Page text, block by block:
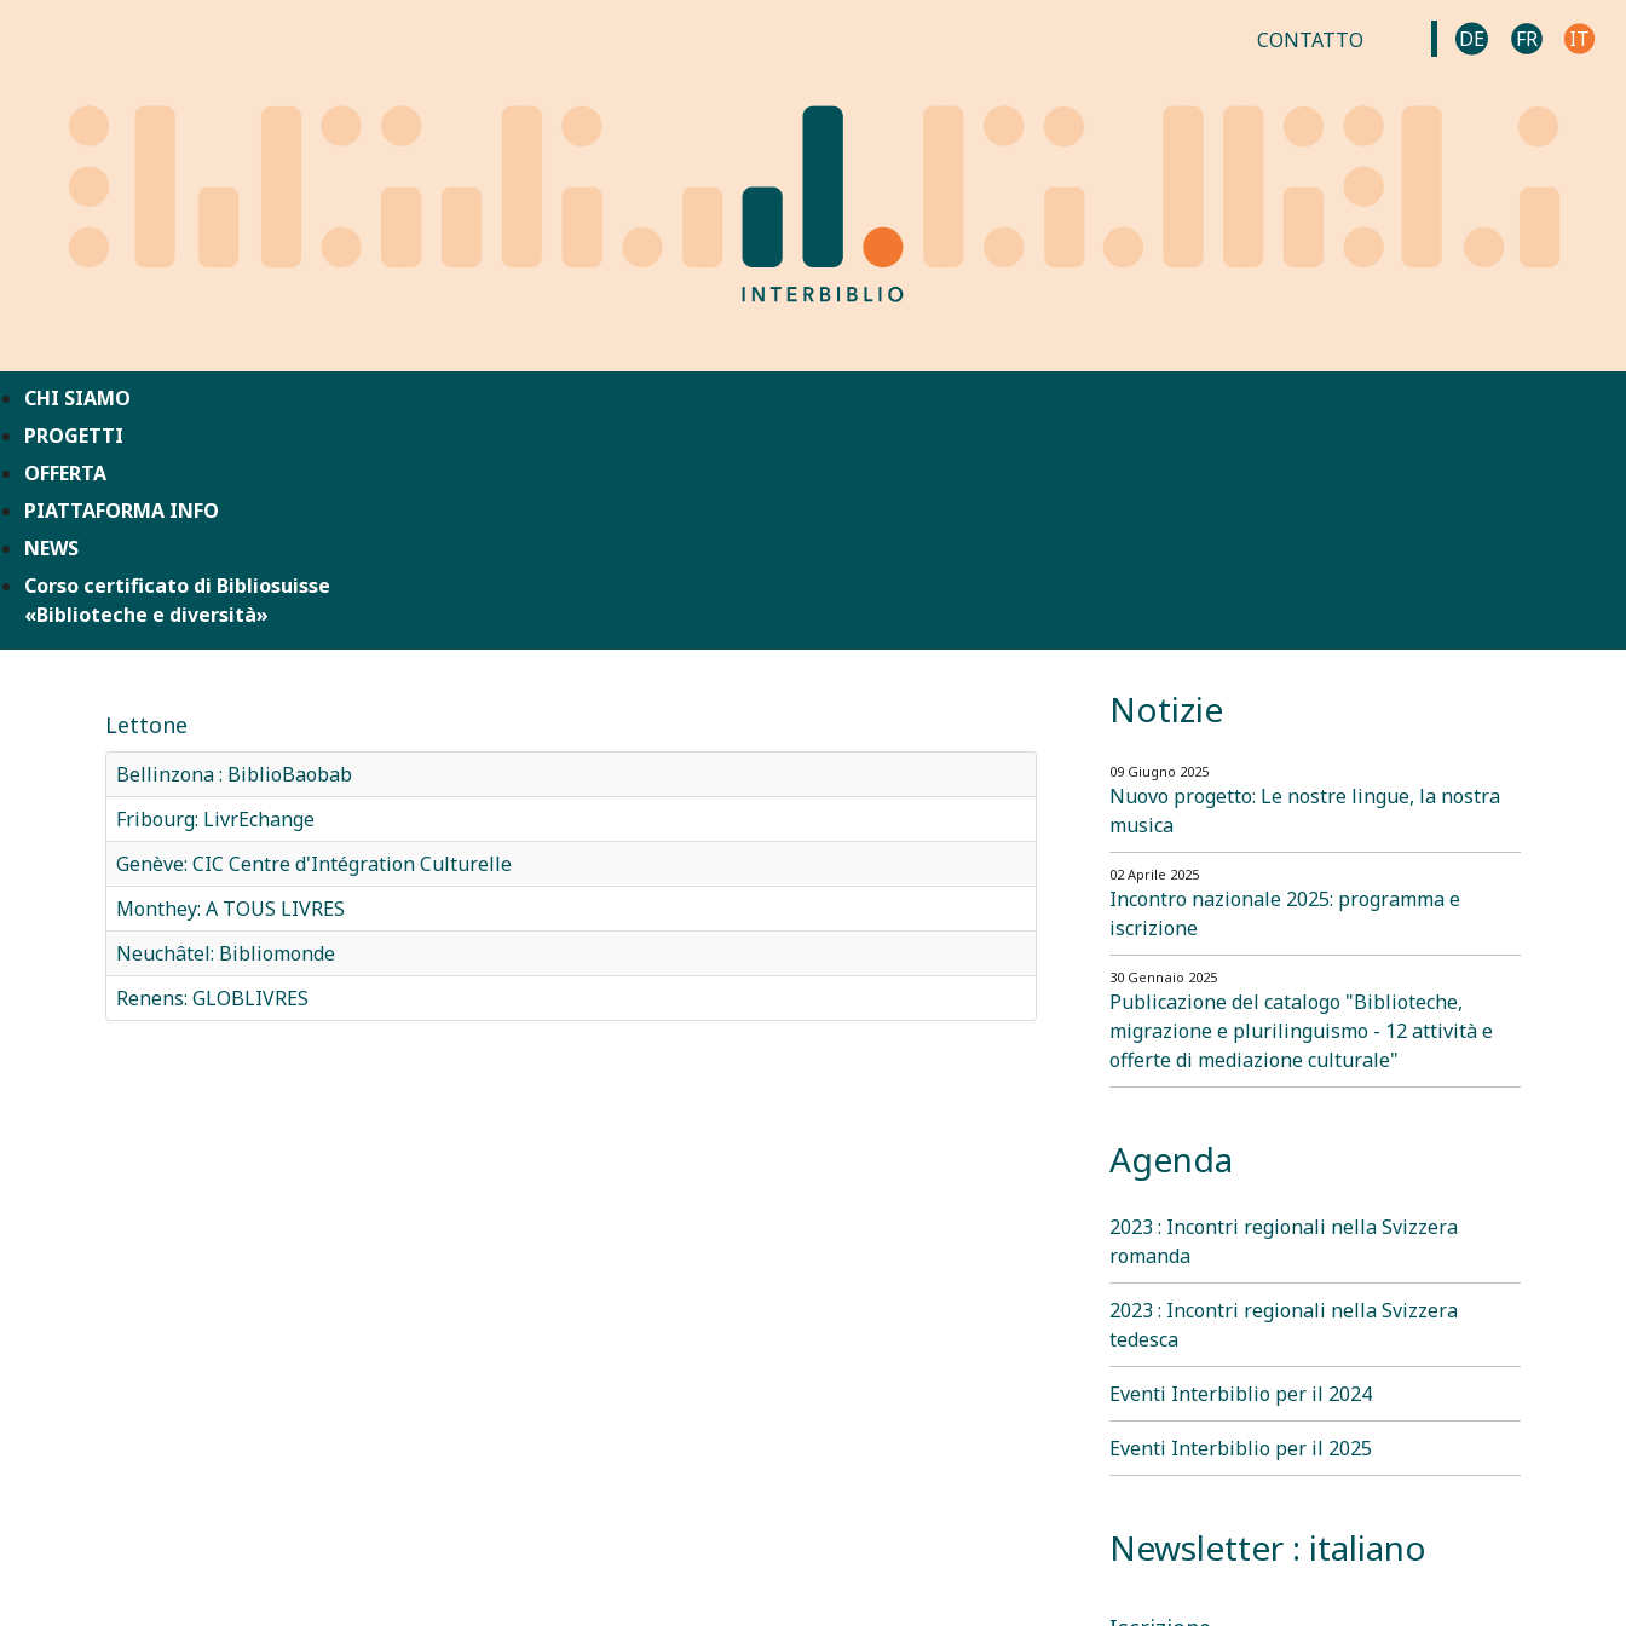
CONTATTO DE FR IT
CHI SIAMO
PROGETTI
OFFERTA
PIATTAFORMA INFO
NEWS
Corso certificato di Bibliosuisse
«Biblioteche e diversità»
Lettone
Bellinzona : BiblioBaobab
Fribourg: LivrEchange
Genève: CIC Centre d'Intégration Culturelle
Monthey: A TOUS LIVRES
Neuchâtel: Bibliomonde
Renens: GLOBLIVRES
Notizie
09 Giugno 2025
Nuovo progetto: Le nostre lingue, la nostra
musica
02 Aprile 2025
Incontro nazionale 2025: programma e
iscrizione
30 Gennaio 2025
Publicazione del catalogo "Biblioteche,
migrazione e plurilinguismo - 12 attività e
offerte di mediazione culturale"
Agenda
2023 : Incontri regionali nella Svizzera
romanda
2023 : Incontri regionali nella Svizzera
tedesca
Eventi Interbiblio per il 2024
Eventi Interbiblio per il 2025
Newsletter : italiano